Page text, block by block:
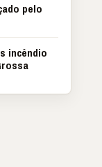
pelo
incêndio